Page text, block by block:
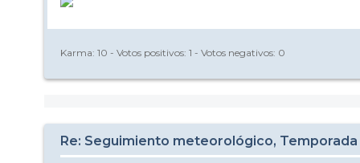
Karma: 10 - Votos positivos: 1 - Votos negativos: 0
Re: Seguimiento meteorológico, Temporada